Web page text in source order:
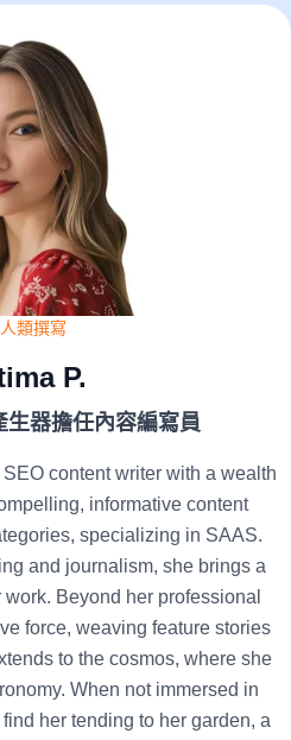
類撰寫
P.
生器擔任內容編寫員
content writer with a wealth
informative content
specializing in SAAS.
and journalism, she brings a
Beyond her professional
force, weaving feature stories
to the cosmos, where she
When not immersed in
her tending to her garden, a